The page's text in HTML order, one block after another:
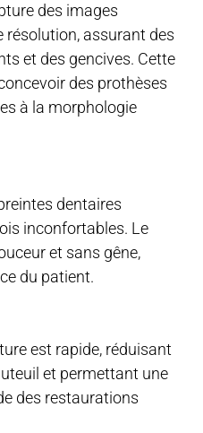
des images
résolution, assurant des
et des gencives. Cette
des prothèses
à la morphologie
dentaires
inconfortables. Le
et sans gêne,
du patient.
est rapide, réduisant
et permettant une
des restaurations